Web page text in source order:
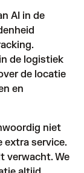
AI in de
de logistiek
de locatie
en
niet
extra service.
verwacht. We